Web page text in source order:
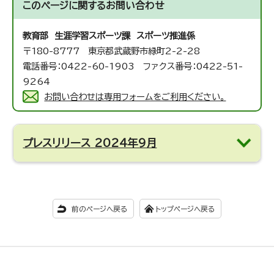
このページに関するお問い合わせ
教育部 生涯学習スポーツ課 スポーツ推進係
〒180-8777 東京都武蔵野市緑町2-2-28
電話番号：0422-60-1903 ファクス番号：0422-51-
9264
お問い合わせは専用フォームをご利用ください。
プレスリリース 2024年9月
前のページへ戻る トップページへ戻る